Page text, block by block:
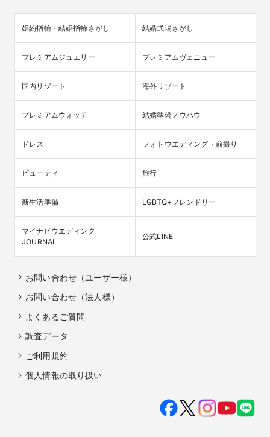
婚約指輪・結婚指輪さがし 結婚式場さがし
プレミアムジュエリー プレミアムヴェニュー
国内リゾート 海外リゾート
プレミアムウォッチ 結婚準備ノウハウ
ドレス フォトウエディング・前撮り
ビューティ 旅行
新生活準備 LGBTQ+フレンドリー
マイナビウエディング
JOURNAL
公式LINE
お問い合わせ（ユーザー様）
お問い合わせ（法人様）
よくあるご質問
調査データ
ご利用規約
個人情報の取り扱い